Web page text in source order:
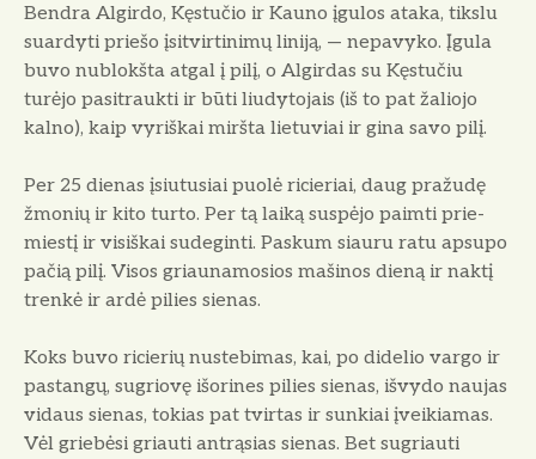
Bendra Algirdo, Kęstučio ir Kauno įgulos ataka, tikslu
suardyti priešo įsi­tvirtinimų liniją, — nepavyko. Įgula
buvo nublokšta atgal į pilį, o Algir­das su Kęstučiu
turėjo pasitraukti ir būti liudytojais (iš to pat žaliojo
kal­no), kaip vyriškai miršta lietuviai ir gina savo pilį.
Per 25 dienas įsiutusiai puolė ricieriai, daug pražudę
žmonių ir kito tur­to. Per tą laiką suspėjo paimti prie­
miestį ir visiškai sudeginti. Paskum siauru ratu apsupo
pačią pilį. Visos griaunamosios mašinos dieną ir naktį
trenkė ir ardė pilies sienas.
Koks buvo ricierių nustebimas, kai, po didelio vargo ir
pastangų, sugriovę išorines pilies sienas, išvydo naujas
vidaus sienas, tokias pat tvirtas ir sunkiai įveikiamas.
Vėl griebėsi griau­ti antrąsias sienas. Bet sugriauti